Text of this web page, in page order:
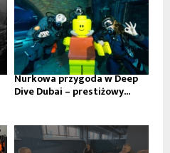
Nurkowa przygoda w Deep
Dive Dubai – prestiżowy...